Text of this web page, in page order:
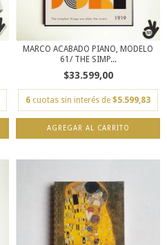
MARCO ACABADO PIANO, MODELO
61/ THE SIMP...
$33.599,00
6 cuotas sin interés de $5.599,83
AGREGAR AL CARRITO